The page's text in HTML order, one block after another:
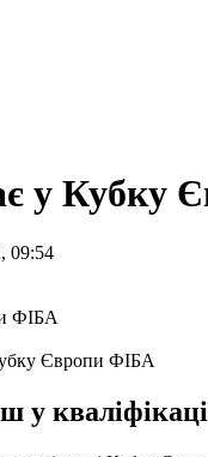
у Кубку
09:54
Європи ФІБА